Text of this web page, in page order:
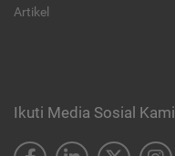
Artikel
Ikuti Media Sosial Kami